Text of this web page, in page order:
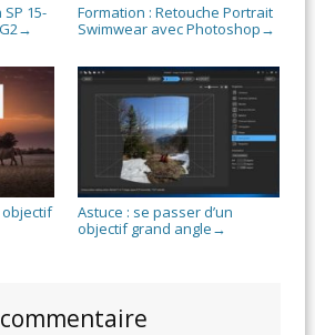
15-
→
Formation : Retouche Portrait
Swimwear avec Photoshop →
objectif
Astuce : se passer d’un
objectif grand angle →